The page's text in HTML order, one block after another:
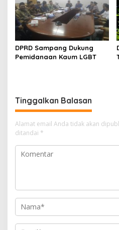
DPRD Sampang Dukung
Pemidanaan Kaum LGBT
Tinggalkan Balasan
Alamat email Anda tidak akan
ditandai *